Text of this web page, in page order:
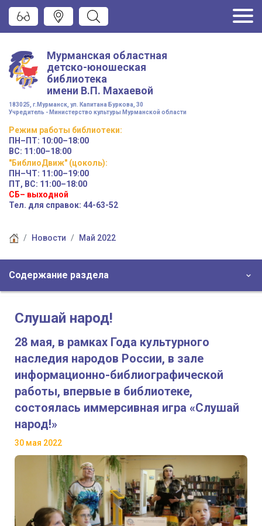
Мурманская областная
детско-юношеская
библиотека
имени В.П. Махаевой
183025, г.Мурманск, ул. Капитана Буркова, 30
Учредитель - Министерство культуры Мурманской области
Режим работы библиотеки:
ПН–ПТ: 10:00–18:00
ВС: 11:00–18:00
"БиблиоДвиж" (цоколь):
ПН–ЧТ: 11:00–19:00
ПТ, ВС: 11:00–18:00
СБ– выходной
Тел. для справок: 44-63-52
Новости Май 2022
Содержание раздела
Слушай народ!
28 мая, в рамках Года культурного
наследия народов России, в зале
информационно-библиографической
работы, впервые в библиотеке,
состоялась иммерсивная игра «Слушай
народ!»
30 мая 2022